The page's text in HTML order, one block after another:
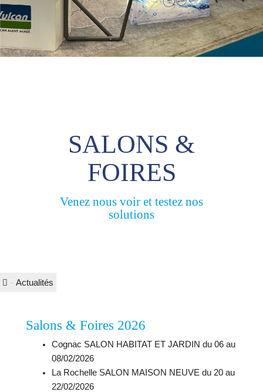
SALONS &
FOIRES
Venez nous voir et testez nos
solutions
— Actualités
Salons & Foires 2026
Cognac SALON HABITAT ET JARDIN du 06 au
08/02/2026
La Rochelle SALON MAISON NEUVE du 20 au
22/02/2026